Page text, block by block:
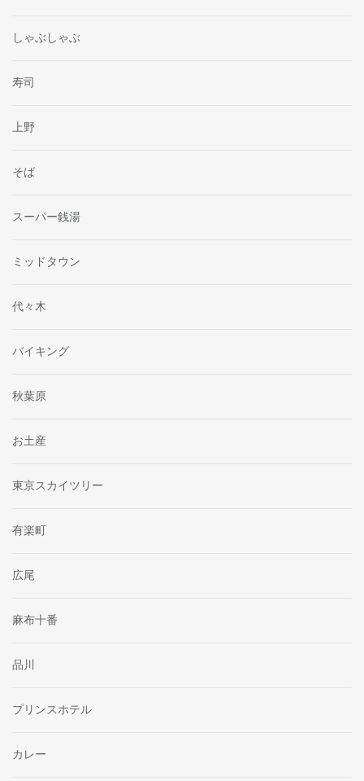
しゃぶしゃぶ
寿司
上野
そば
スーパー銭湯
ミッドタウン
代々木
バイキング
秋葉原
お土産
東京スカイツリー
有楽町
広尾
麻布十番
品川
プリンスホテル
カレー